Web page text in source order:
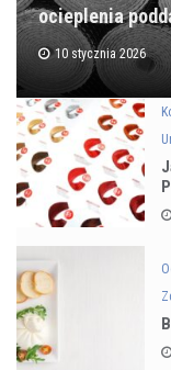
ocieplenia
10 stycznia 2026